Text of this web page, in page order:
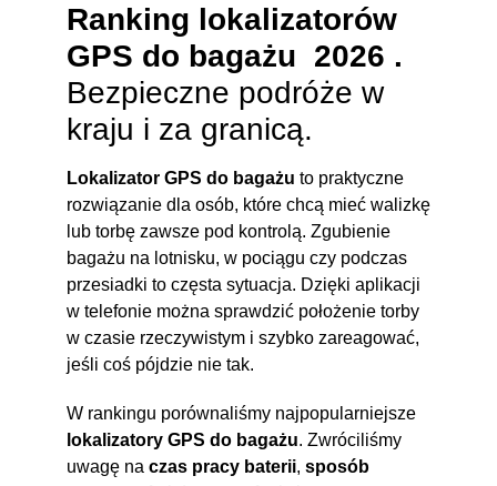
Ranking lokalizatorów
GPS do bagażu 2026 .
Bezpieczne podróże w
kraju i za granicą.
Lokalizator GPS do bagażu to praktyczne
rozwiązanie dla osób, które chcą mieć walizkę
lub torbę zawsze pod kontrolą. Zgubienie
bagażu na lotnisku, w pociągu czy podczas
przesiadki to częsta sytuacja. Dzięki aplikacji
w telefonie można sprawdzić położenie torby
w czasie rzeczywistym i szybko zareagować,
jeśli coś pójdzie nie tak.
W rankingu porównaliśmy najpopularniejsze
lokalizatory GPS do bagażu. Zwróciliśmy
uwagę na czas pracy baterii, sposób